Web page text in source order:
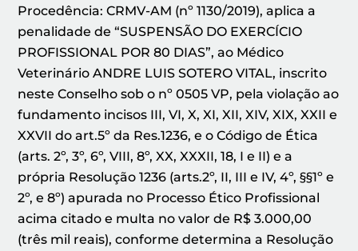
Procedência: CRMV-AM (nº 1130/2019), aplica a
penalidade de “SUSPENSÃO DO EXERCÍCIO
PROFISSIONAL POR 80 DIAS”, ao Médico
Veterinário ANDRE LUIS SOTERO VITAL, inscrito
neste Conselho sob o nº 0505 VP, pela violação ao
fundamento incisos III, VI, X, XI, XII, XIV, XIX, XXII e
XXVII do art.5º da Res.1236, e o Código de Ética
(arts. 2º, 3º, 6º, VIII, 8º, XX, XXXII, 18, I e II) e a
própria Resolução 1236 (arts.2º, II, III e IV, 4º, §§1º e
2º, e 8º) apurada no Processo Ético Profissional
acima citado e multa no valor de R$ 3.000,00
(três mil reais), conforme determina a Resolução